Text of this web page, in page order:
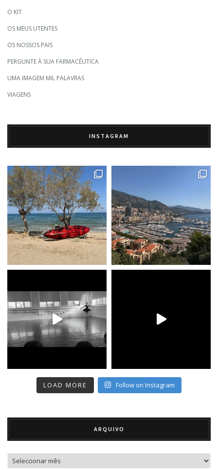
O KIT
OS MEUS UTENTES
OS NOSSOS PAIS
PERGUNTE À SUA FARMACÊUTICA
UMA IMAGEM MIL PALAVRAS
VIAGENS
INSTAGRAM
LOAD MORE Follow on Instagram
ARQUIVO
Arquivo